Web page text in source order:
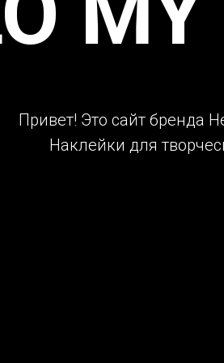
Привет! Это сайт бренда
Наклейки для